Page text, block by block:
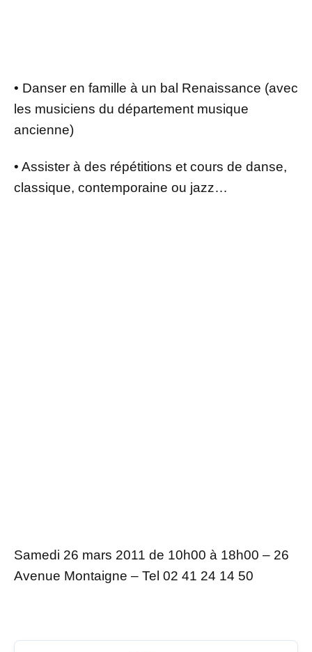
• Danser en famille à un bal Renaissance (avec
les musiciens du département musique
ancienne)
• Assister à des répétitions et cours de danse,
classique, contemporaine ou jazz…
Samedi 26 mars 2011 de 10h00 à 18h00 – 26
Avenue Montaigne – Tel 02 41 24 14 50